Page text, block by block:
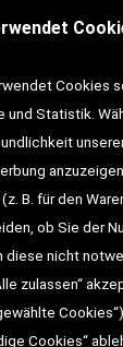
Schultaschen
Cookies
und Statistik.
B. für den
ob Sie der
diese nicht
zulassen“
Cookies“